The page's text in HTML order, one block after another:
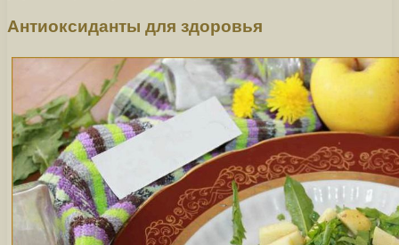
Антиоксиданты для здоровья